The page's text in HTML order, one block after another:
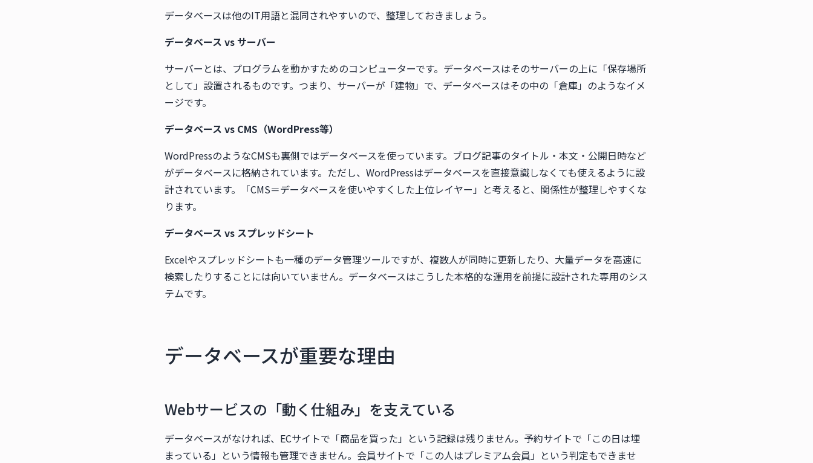
データベースは他のIT用語と混同されやすいので、整理しておきましょう。
データベース vs サーバー
サーバーとは、プログラムを動かすためのコンピューターです。データベースはそのサーバーの上に「保存場所
として」設置されるものです。つまり、サーバーが「建物」で、データベースはその中の「倉庫」のようなイメ
ージです。
データベース vs CMS（WordPress等）
WordPressのようなCMSも裏側ではデータベースを使っています。ブログ記事のタイトル・本文・公開日時など
がデータベースに格納されています。ただし、WordPressはデータベースを直接意識しなくても使えるように設
計されています。「CMS＝データベースを使いやすくした上位レイヤー」と考えると、関係性が整理しやすくな
ります。
データベース vs スプレッドシート
Excelやスプレッドシートも一種のデータ管理ツールですが、複数人が同時に更新したり、大量データを高速に
検索したりすることには向いていません。データベースはこうした本格的な運用を前提に設計された専用のシス
テムです。
データベースが重要な理由
Webサービスの「動く仕組み」を支えている
データベースがなければ、ECサイトで「商品を買った」という記録は残りません。予約サイトで「この日は埋
まっている」という情報も管理できません。会員サイトで「この人はプレミアム会員」という判定もできませ